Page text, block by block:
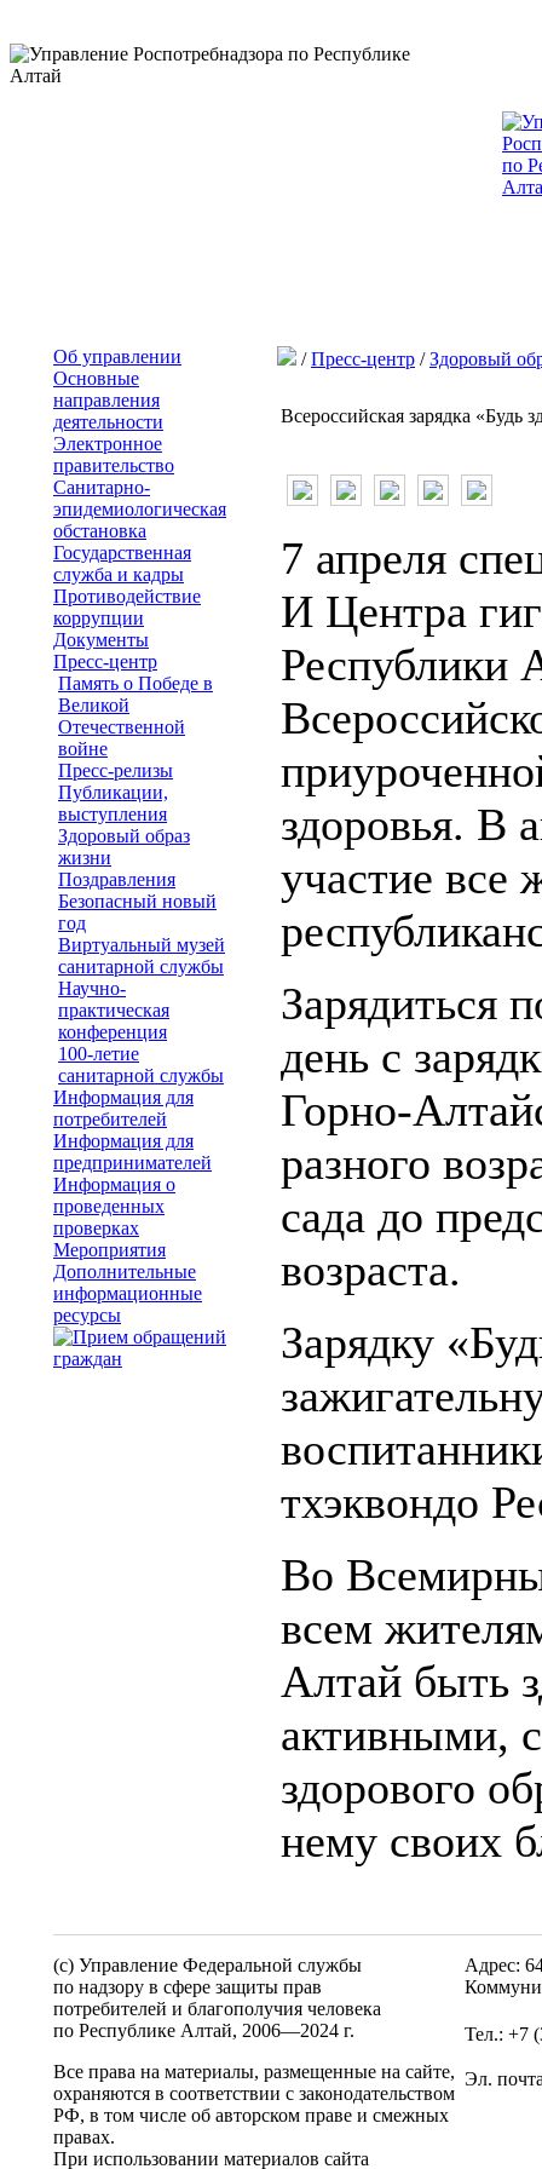
Об управлении
Основные
направления
деятельности
Электронное
правительство
Санитарно-
эпидемиологическая
обстановка
Государственная
служба и кадры
Противодействие
коррупции
Документы
Пресс-центр
Память о Победе в
Великой
Отечественной
войне
Пресс-релизы
Публикации,
выступления
Здоровый образ
жизни
Поздравления
Безопасный новый
год
Виртуальный музей
санитарной службы
Научно-
практическая
конференция
100-летие
санитарной службы
Информация для
потребителей
Информация для
предпринимателей
Информация о
проведенных
проверках
Мероприятия
Дополнительные
информационные
ресурсы
/Пресс-центр /Здоровый
Всероссийская зарядка «Будь
7 апреля
И Центра
Республики
здоровья. В
участие все
Зарядиться
день с
Горно-
разного
сада до
возраста.
Зарядку
тхэквондо
Во
всем
Алтай быть
активными,
здорового
нему своих
(c) Управление Федеральной службы
по надзору в сфере защиты прав
потребителей и благополучия человека
по Республике Алтай, 2006—2024 г.
Все права на материалы, размещенные на сайте,
охраняются в соответствии с законодательством
РФ, в том числе об авторском праве и смежных
правах.
При использовании материалов сайта
Адрес:
Тел.: +7
Эл.